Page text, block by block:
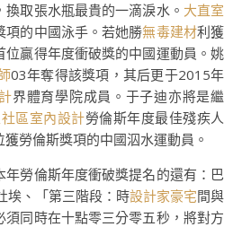
換取張水瓶最貴的一滴淚水。 大直室
項的中國泳手。若她勝無毒建材利獲
位贏得年度衝破獎的中國運動員。姚
03年奪得該獎項，其后更于2015年
界體育學院成員。于子迪亦將是繼
區室內設計勞倫斯年度最佳殘疾人
勞倫斯獎項的中國泅水運動員。
年勞倫斯年度衝破獎提名的還有：巴
埃、「第三階段：時設計家豪宅間與
須同時在十點零三分零五秒，將對方